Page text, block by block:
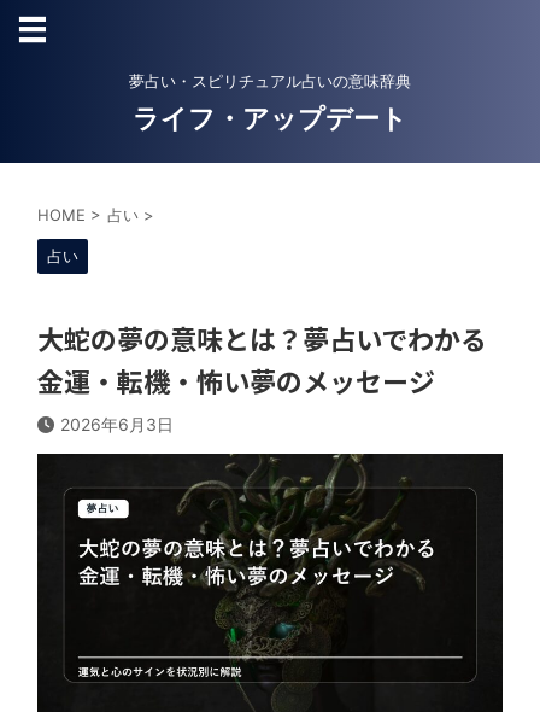
夢占い・スピリチュアル占いの意味辞典
ライフ・アップデート
HOME > 占い >
占い
大蛇の夢の意味とは？夢占いでわかる
金運・転機・怖い夢のメッセージ
2026年6月3日